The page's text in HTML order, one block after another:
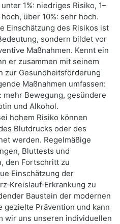
1%: niedriges Risiko, 1–
über 10%: sehr hoch.
Einschätzung des Risikos ist
sondern bildet vor
Maßnahmen. Kennt ein
er zusammen mit seinem
zur Gesundheitsförderung
Maßnahmen umfassen:
Bewegung, gesündere
und Alkohol.
hohem Risiko können
Blutdrucks oder des
werden. Regelmäßige
Bluttests und
den Fortschritt zu
Einschätzung der
zu
Baustein der modernen
gezielte Prävention und kann
wir uns unseren individuellen